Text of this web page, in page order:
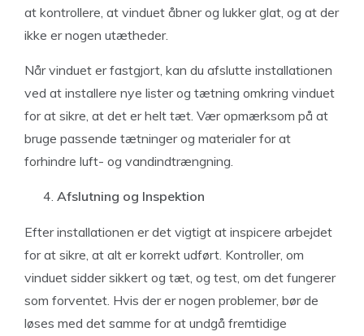
at kontrollere, at vinduet åbner og lukker glat, og at der
ikke er nogen utætheder.
Når vinduet er fastgjort, kan du afslutte installationen
ved at installere nye lister og tætning omkring vinduet
for at sikre, at det er helt tæt. Vær opmærksom på at
bruge passende tætninger og materialer for at
forhindre luft- og vandindtrængning.
Afslutning og Inspektion
Efter installationen er det vigtigt at inspicere arbejdet
for at sikre, at alt er korrekt udført. Kontroller, om
vinduet sidder sikkert og tæt, og test, om det fungerer
som forventet. Hvis der er nogen problemer, bør de
løses med det samme for at undgå fremtidige